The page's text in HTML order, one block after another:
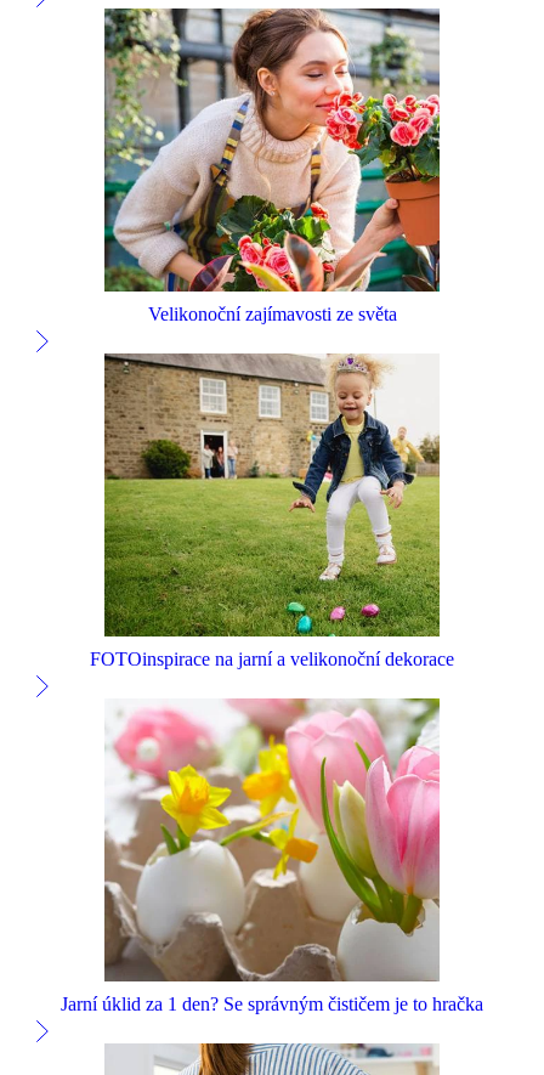
Velikonoční zajímavosti ze světa
FOTOinspirace na jarní a velikonoční dekorace
Jarní úklid za 1 den? Se správným čističem je to hračka